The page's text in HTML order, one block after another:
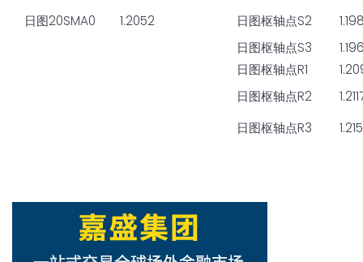
日图20SMA0
1.2052 日图枢轴点S2
日图枢轴点S3
日图枢轴点R1
日图枢轴点R2
日图枢轴点R3